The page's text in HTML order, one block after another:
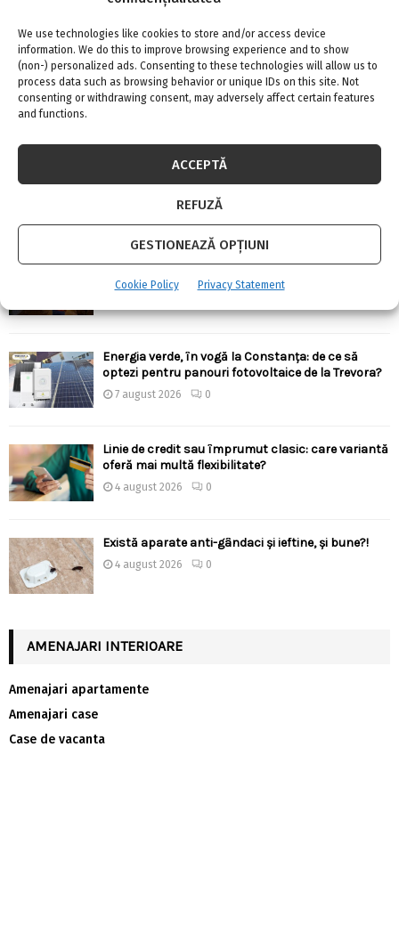
We use technologies like cookies to store and/or access device
information. We do this to improve browsing experience and to show
(non-) personalized ads. Consenting to these technologies will allow us to
process data such as browsing behavior or unique IDs on this site. Not
consenting or withdrawing consent, may adversely affect certain features
and functions.
ACCEPTĂ
REFUZĂ
GESTIONEAZĂ OPȚIUNI
Cookie Policy Privacy Statement
Confort termic pe timpul verii cu soluțiile de
climatizare de la Casa Instalatorului
7 august 2026 0
Top 5 meserii în domeniul construcțiilor
7 august 2026 0
Energia verde, în vogă la Constanța: de ce să
optezi pentru panouri fotovoltaice de la Trevora?
7 august 2026 0
Linie de credit sau împrumut clasic: care variantă
oferă mai multă flexibilitate?
4 august 2026 0
Există aparate anti-gândaci și ieftine, și bune?!
4 august 2026 0
AMENAJARI INTERIOARE
Amenajari apartamente
Amenajari case
Case de vacanta